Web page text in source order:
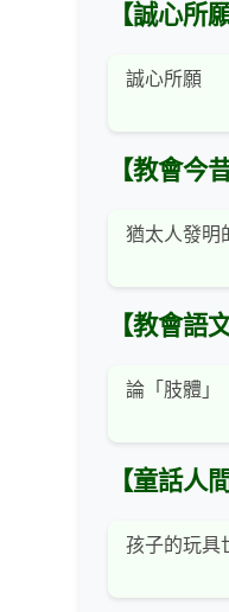
【誠心所願
誠心所願
【教會今昔
猶太人發明
【教會語
論「肢體」
【童話人間
孩子的玩具